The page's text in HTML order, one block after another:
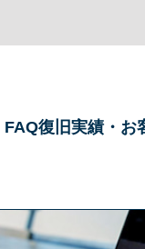
FAQ復旧実績・ お